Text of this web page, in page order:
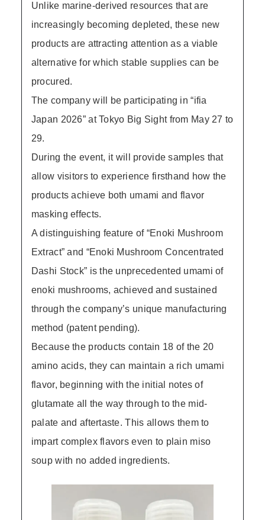
Unlike marine-derived resources that are
increasingly becoming depleted, these new
products are attracting attention as a viable
alternative for which stable supplies can be
procured.
The company will be participating in “ifia
Japan 2026” at Tokyo Big Sight from May 27 to
29.
During the event, it will provide samples that
allow visitors to experience firsthand how the
products achieve both umami and flavor
masking effects.
A distinguishing feature of “Enoki Mushroom
Extract” and “Enoki Mushroom Concentrated
Dashi Stock” is the unprecedented umami of
enoki mushrooms, achieved and sustained
through the company’s unique manufacturing
method (patent pending).
Because the products contain 18 of the 20
amino acids, they can maintain a rich umami
flavor, beginning with the initial notes of
glutamate all the way through to the mid-
palate and aftertaste. This allows them to
impart complex flavors even to plain miso
soup with no added ingredients.